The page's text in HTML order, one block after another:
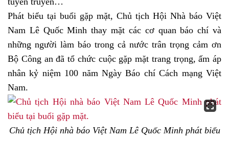
Phát biểu tại buổi gặp mặt, Chủ tịch Hội Nhà báo Việt
Nam Lê Quốc Minh thay mặt các cơ quan báo chí và
những người làm báo trong cả nước trân trọng cảm ơn
Bộ Công an đã tổ chức cuộc gặp mặt trang trọng, ấm áp
nhân kỷ niệm 100 năm Ngày Báo chí Cách mạng Việt
Nam.
Chủ tịch Hội nhà báo Việt Nam Lê Quốc Minh phát biểu